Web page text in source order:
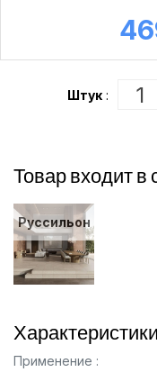
Штук:
Товар входит
Руссильон
Применение :